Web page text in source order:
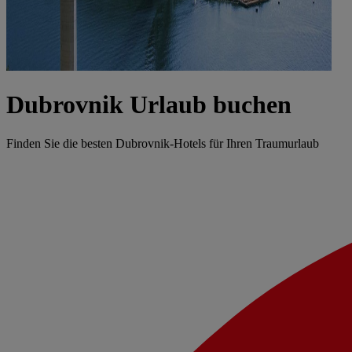
Dubrovnik Urlaub buchen
Finden Sie die besten Dubrovnik-Hotels für Ihren Traumurlaub